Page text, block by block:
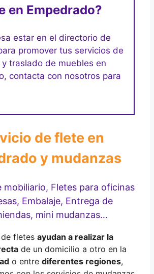
en Empedrado?
estar en el directorio de
promover tus servicios de
traslado de muebles en
contacta con nosotros para
de flete en
y mudanzas
mobiliario, Fletes para oficinas
Embalaje, Entrega de
mini mudanzas…
fletes ayudan a realizar la
de un domicilio a otro en la
o entre diferentes regiones,